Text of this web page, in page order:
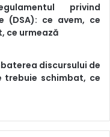
privind
(DSA): ce avem, ce
ce urmează
discursului de
trebuie schimbat, ce